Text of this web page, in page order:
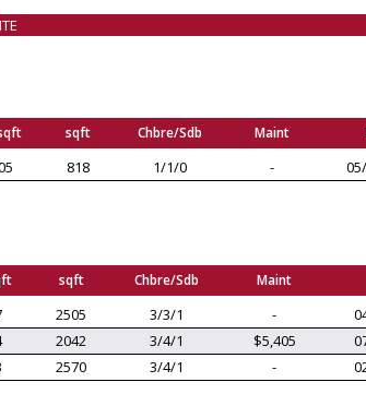
sqft Chbre/Sdb Maint
818 1/1/0 -
sqft Chbre/Sdb Maint
2505 3/3/1 -
2042 3/4/1 $5,405
2570 3/4/1 -